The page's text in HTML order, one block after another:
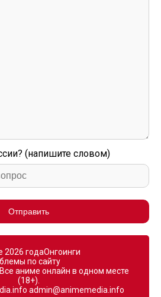
(напишите словом)
Отправить
2026 годаОнгоинги
по сайту
аниме онлайн в одном месте
(18+).
admin@animemedia.info